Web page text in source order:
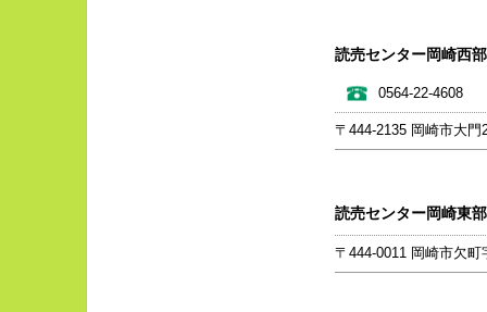
読売センター岡崎西部
0564-22-4608
〒444-2135 岡崎市大門
読売センター岡崎東部
〒444-0011 岡崎市欠